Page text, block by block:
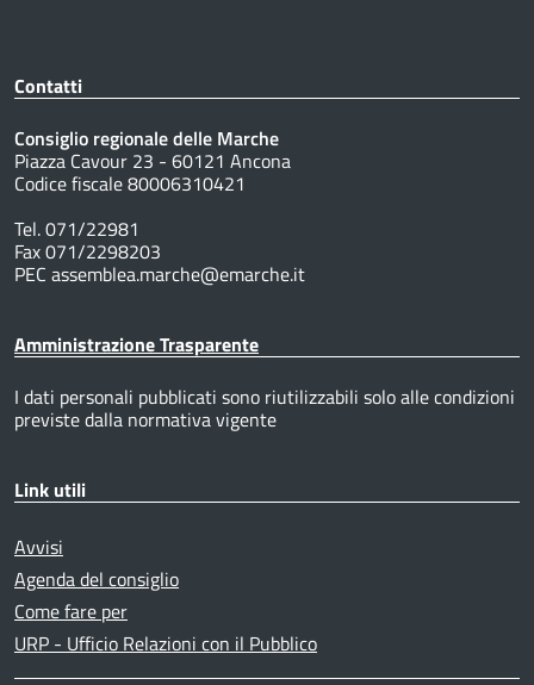
Contatti
Consiglio regionale delle Marche
Piazza Cavour 23 - 60121 Ancona
Codice fiscale 80006310421
Tel. 071/22981
Fax 071/2298203
PEC assemblea.marche@emarche.it
Amministrazione Trasparente
I dati personali pubblicati sono riutilizzabili solo alle condizioni
previste dalla normativa vigente
Link utili
Avvisi
Agenda del consiglio
Come fare per
URP - Ufficio Relazioni con il Pubblico